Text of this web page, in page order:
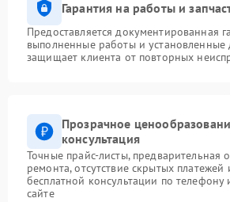
Гарантия на работы и
Предоставляется документированная
выполненные работы и установленные
защищает клиента от повторных
Прозрачное
консультация
Точные прайс-листы, предварительная
ремонта, отсутствие скрытых
бесплатной консультации по телефону
сайте